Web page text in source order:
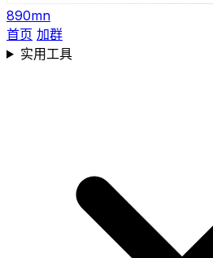
890mn
首页 加群
实用工具